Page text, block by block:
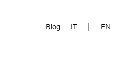
Blog IT | EN